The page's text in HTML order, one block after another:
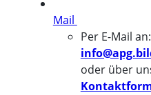
Mail
Per E-Mail an:
oder über